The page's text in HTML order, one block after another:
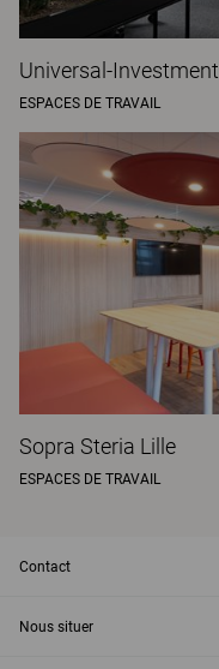
Universal-Investment
ESPACES DE TRAVAIL
Sopra Steria Lille
ESPACES DE TRAVAIL
Contact
Nous situer